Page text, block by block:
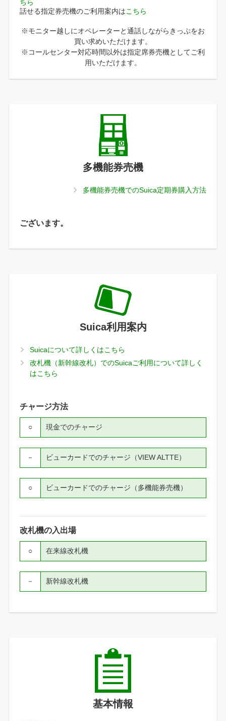
ちら
話せる指定券売機のご利用案内はこちら
※モニター越しにオペレーターと通話しながらきっぷをお
買い求めいただけます。
※コールセンター対応時間以外は指定席券売機としてご利
用いただけます。
多機能券売機
多機能券売機でのSuica定期券購入方法
ございます。
Suica利用案内
Suicaについて詳しくはこちら
改札機（新幹線改札）でのSuicaご利用について詳しく
はこちら
チャージ方法
現金でのチャージ
○
ビューカードでのチャージ（VIEW ALTTE）
－
ビューカードでのチャージ（多機能券売機）
○
改札機の入出場
在来線改札機
○
新幹線改札機
－
基本情報